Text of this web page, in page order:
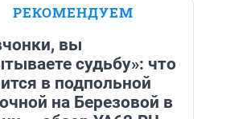
РЕКОМЕНДУЕМ
вы
судьбу»: что
в подпольной
на Березовой в